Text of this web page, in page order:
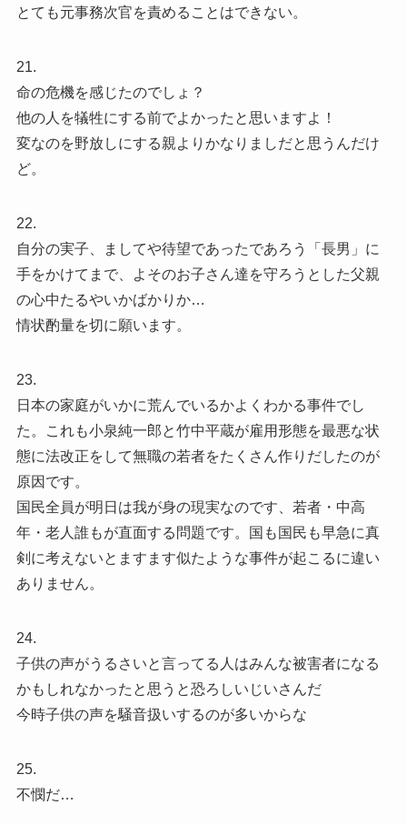
とても元事務次官を責めることはできない。
21.
命の危機を感じたのでしょ？
他の人を犠牲にする前でよかったと思いますよ！
変なのを野放しにする親よりかなりましだと思うんだけ
ど。
22.
自分の実子、ましてや待望であったであろう「長男」に
手をかけてまで、よそのお子さん達を守ろうとした父親
の心中たるやいかばかりか…
情状酌量を切に願います。
23.
日本の家庭がいかに荒んでいるかよくわかる事件でし
た。これも小泉純一郎と竹中平蔵が雇用形態を最悪な状
態に法改正をして無職の若者をたくさん作りだしたのが
原因です。
国民全員が明日は我が身の現実なのです、若者・中高
年・老人誰もが直面する問題です。国も国民も早急に真
剣に考えないとますます似たような事件が起こるに違い
ありません。
24.
子供の声がうるさいと言ってる人はみんな被害者になる
かもしれなかったと思うと恐ろしいじいさんだ
今時子供の声を騒音扱いするのが多いからな
25.
不憫だ…